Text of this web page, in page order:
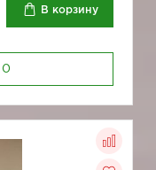
В корзину
0